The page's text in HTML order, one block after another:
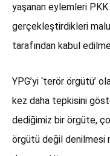
yaşanan eylemleri
gerçekleştirdikleri
tarafından kabul
YPG’yi ‘terör örgütü’
kez daha tepkisini
dediğimiz bir örgüte,
örgütü değil denilmesi